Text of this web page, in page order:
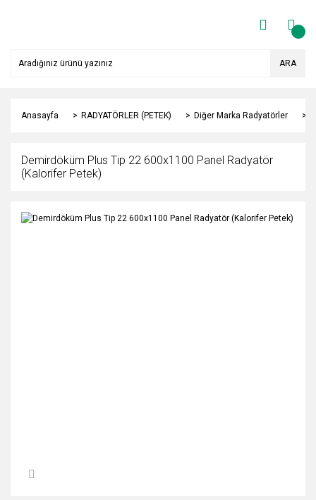
ARA
Anasayfa RADYATÖRLER (PETEK) Diğer Marka Radyatörler
Demirdöküm Plus Tip 22 600x1100 Panel Radyatör
(Kalorifer Petek)